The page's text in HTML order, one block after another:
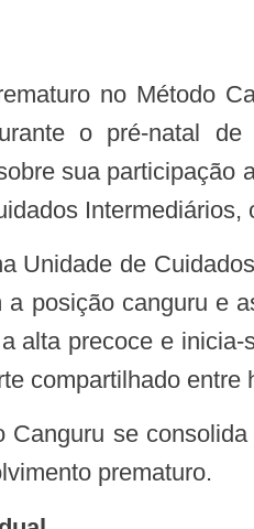
o pré-natal
sua participação
a posição canguru e
alta precoce e
compartilhado entre
prematuro.